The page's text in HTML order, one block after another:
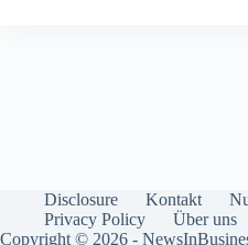
Disclosure Kontakt
Privacy Policy
Über uns
Copyright © 2026 -